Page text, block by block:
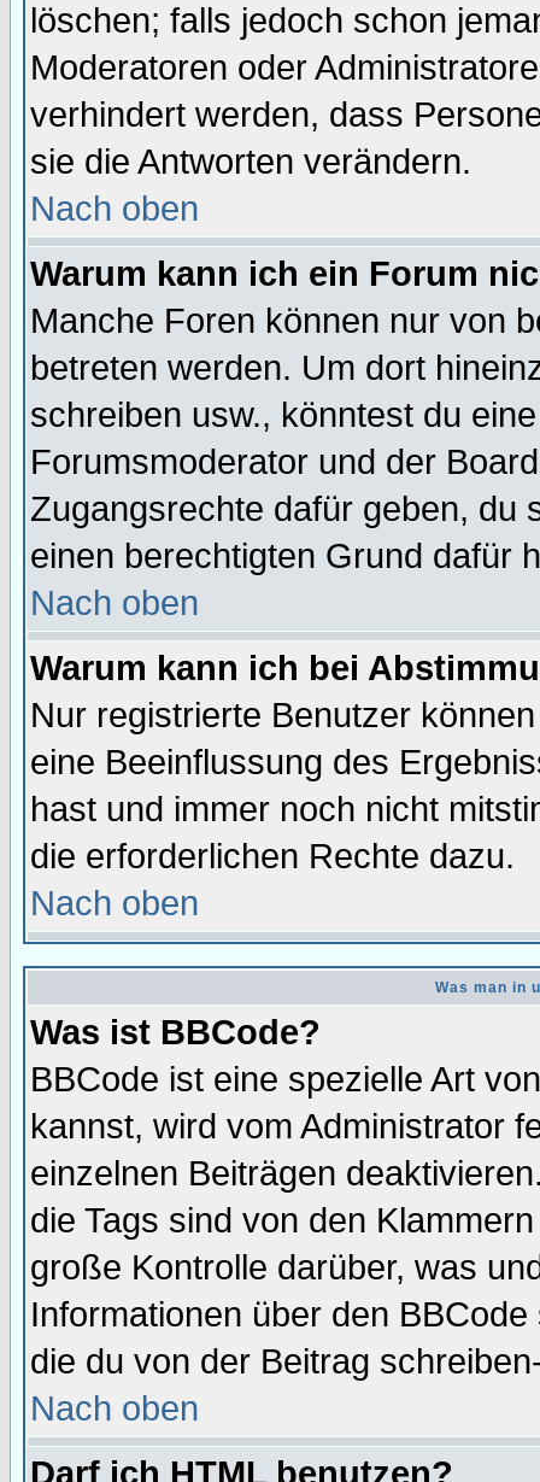
löschen; falls jedoch schon
Moderatoren oder
verhindert werden, dass
sie die Antworten verändern.
Nach oben
Warum kann ich ein Forum
Manche Foren können nur von
betreten werden. Um dort
schreiben usw., könntest du
Forumsmoderator und der
Zugangsrechte dafür geben, du
einen berechtigten Grund dafür
Nach oben
Warum kann ich bei
Nur registrierte Benutzer
eine Beeinflussung des
hast und immer noch nicht
die erforderlichen Rechte dazu.
Nach oben
Was man in
Was ist BBCode?
BBCode ist eine spezielle Art
kannst, wird vom Administrator
einzelnen Beiträgen
die Tags sind von den
große Kontrolle darüber, was
Informationen über den
die du von der Beitrag
Nach oben
Darf ich HTML benutzen?